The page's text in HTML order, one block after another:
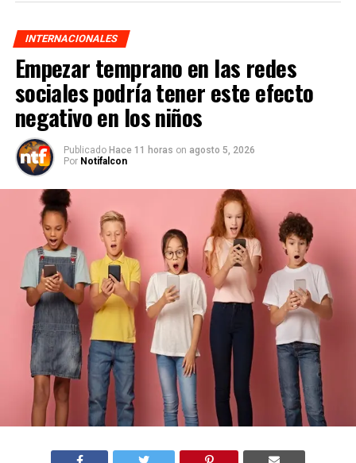
INTERNACIONALES
Empezar temprano en las redes
sociales podría tener este efecto
negativo en los niños
Publicado Hace 11 horas on agosto 5, 2026
Por Notifalcon